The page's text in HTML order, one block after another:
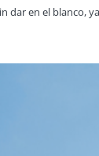
dar en el blanco,